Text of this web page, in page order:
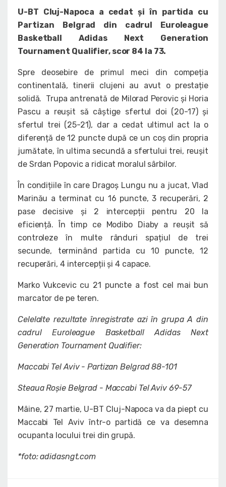
U-BT Cluj-Napoca a cedat și în partida cu
Partizan Belgrad din cadrul Euroleague
Basketball Adidas Next Generation
Tournament Qualifier, scor 84 la 73.
Spre deosebire de primul meci din compeția
continentală, tinerii clujeni au avut o prestație
solidă. Trupa antrenată de Milorad Perovic și Horia
Pascu a reușit să câștige sfertul doi (20-17) și
sfertul trei (25-21), dar a cedat ultimul act la o
diferență de 12 puncte după ce un coș din propria
jumătate, în ultima secundă a sfertului trei, reușit
de Srdan Popovic a ridicat moralul sârbilor.
În condițiile în care Dragoș Lungu nu a jucat, Vlad
Marinău a terminat cu 16 puncte, 3 recuperări, 2
pase decisive și 2 intercepții pentru 20 la
eficiență. În timp ce Modibo Diaby a reușit să
controleze în multe rânduri spațiul de trei
secunde, terminând partida cu 10 puncte, 12
recuperări, 4 intercepții și 4 capace.
Marko Vukcevic cu 21 puncte a fost cel mai bun
marcator de pe teren.
Celelalte rezultate înregistrate azi în grupa A din
cadrul Euroleague Basketball Adidas Next
Generation Tournament Qualifier:
Maccabi Tel Aviv - Partizan Belgrad 88-101
Steaua Roșie Belgrad - Maccabi Tel Aviv 69-57
Mâine, 27 martie, U-BT Cluj-Napoca va da piept cu
Maccabi Tel Aviv într-o partidă ce va desemna
ocupanta locului trei din grupă.
*foto: adidasngt.com